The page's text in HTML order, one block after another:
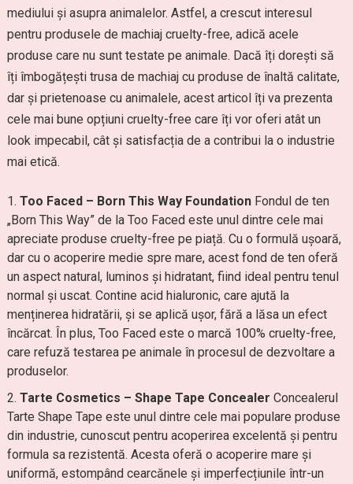
mediului și asupra animalelor. Astfel, a crescut interesul
pentru produsele de machiaj cruelty-free, adică acele
produse care nu sunt testate pe animale. Dacă îți dorești să
îți îmbogățești trusa de machiaj cu produse de înaltă calitate,
dar și prietenoase cu animalele, acest articol îți va prezenta
cele mai bune opțiuni cruelty-free care îți vor oferi atât un
look impecabil, cât și satisfacția de a contribui la o industrie
mai etică.
Too Faced – Born This Way FoundationFondul de ten
„Born This Way” de la Too Faced este unul dintre cele mai
apreciate produse cruelty-free pe piață. Cu o formulă ușoară,
dar cu o acoperire medie spre mare, acest fond de ten oferă
un aspect natural, luminos și hidratant, fiind ideal pentru tenul
normal și uscat. Contine acid hialuronic, care ajută la
menținerea hidratării, și se aplică ușor, fără a lăsa un efect
încărcat. În plus, Too Faced este o marcă 100% cruelty-free,
care refuză testarea pe animale în procesul de dezvoltare a
produselor.
Tarte Cosmetics – Shape Tape Concealer Concealerul
Tarte Shape Tape este unul dintre cele mai populare produse
din industrie, cunoscut pentru acoperirea excelentă și pentru
formula sa rezistentă. Acesta oferă o acoperire mare și
uniformă, estompând cearcănele și imperfecțiunile într-un